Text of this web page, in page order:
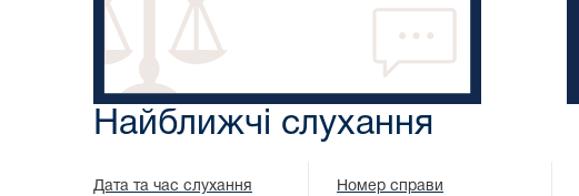
Найближчі слухання
Дата та час слухання Номер справи